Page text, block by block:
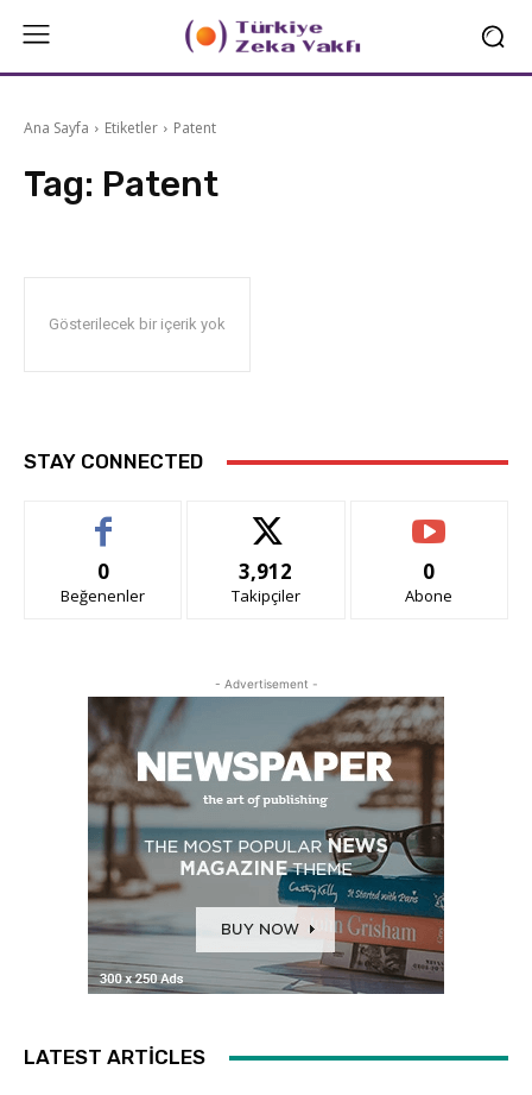
Ana Sayfa Etiketler Patent
Tag: Patent
Gösterilecek bir içerik yok
STAY CONNECTED
0
Beğenenler
3,912
Takipçiler
0
Abone
- Advertisement -
LATEST ARTICLES